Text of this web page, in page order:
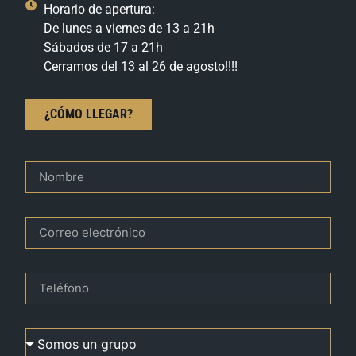
Horario de apertura:
De lunes a viernes de 13 a 21h
Sábados de 17 a 21h
Cerramos del 13 al 26 de agosto!!!!
¿CÓMO LLEGAR?